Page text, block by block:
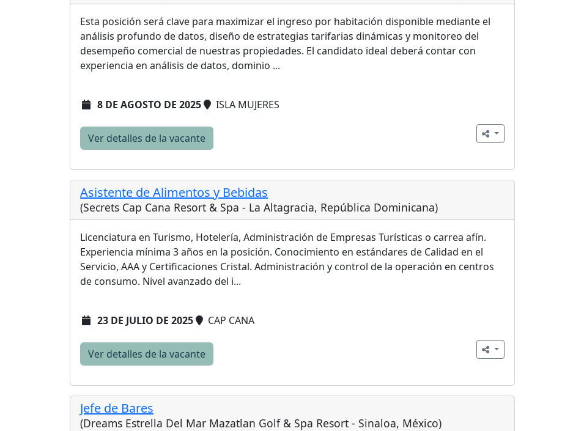
Esta posición será clave para maximizar el ingreso por habitación disponible mediante el
análisis profundo de datos, diseño de estrategias tarifarias dinámicas y monitoreo del
desempeño comercial de nuestras propiedades. El candidato ideal deberá contar con
experiencia en análisis de datos, dominio ...
8 DE AGOSTO DE 2025 ISLA MUJERES
Ver detalles de la vacante
Asistente de Alimentos y Bebidas
(Secrets Cap Cana Resort & Spa - La Altagracia, República Dominicana)
Licenciatura en Turismo, Hotelería, Administración de Empresas Turísticas o carrea afín.
Experiencia mínima 3 años en la posición. Conocimiento en estándares de Calidad en el
Servicio, AAA y Certificaciones Cristal. Administración y control de la operación en centros
de consumo. Nivel avanzado del i...
23 DE JULIO DE 2025 CAP CANA
Ver detalles de la vacante
Jefe de Bares
(Dreams Estrella Del Mar Mazatlan Golf & Spa Resort - Sinaloa, México)